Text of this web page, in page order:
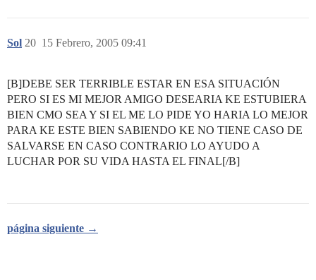
Sol 15 Febrero, 2005 09:41
20
[B]DEBE SER TERRIBLE ESTAR EN ESA SITUACIÓN
PERO SI ES MI MEJOR AMIGO DESEARIA KE ESTUBIERA
BIEN CMO SEA Y SI EL ME LO PIDE YO HARIA LO MEJOR
PARA KE ESTE BIEN SABIENDO KE NO TIENE CASO DE
SALVARSE EN CASO CONTRARIO LO AYUDO A
LUCHAR POR SU VIDA HASTA EL FINAL[/B]
página siguiente →